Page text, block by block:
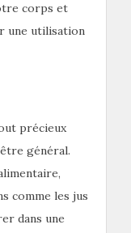
corps et
une utilisation
précieux
général.
comme les jus
dans une